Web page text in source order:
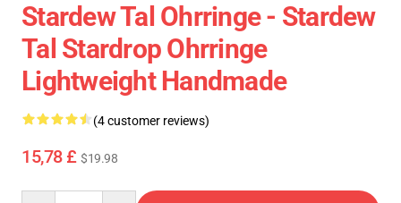
Stardew Tal Ohrringe - Stardew
Tal Stardrop Ohrringe
Lightweight Handmade
(4 customer reviews)
15,78 £ $19.98